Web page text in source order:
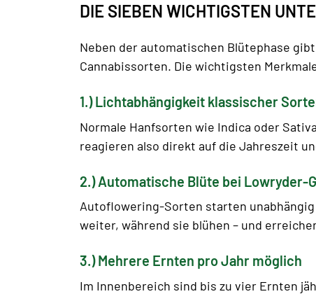
DIE SIEBEN WICHTIGSTEN
Neben der automatischen Blütephase
Cannabissorten. Die wichtigsten
1.) Lichtabhängigkeit klassischer
Normale Hanfsorten wie Indica oder
reagieren also direkt auf die Jahreszeit
2.) Automatische Blüte bei Lowryder-
Autoflowering-Sorten starten
weiter, während sie blühen – und
3.) Mehrere Ernten pro Jahr möglich
Im Innenbereich sind bis zu vier Ernten